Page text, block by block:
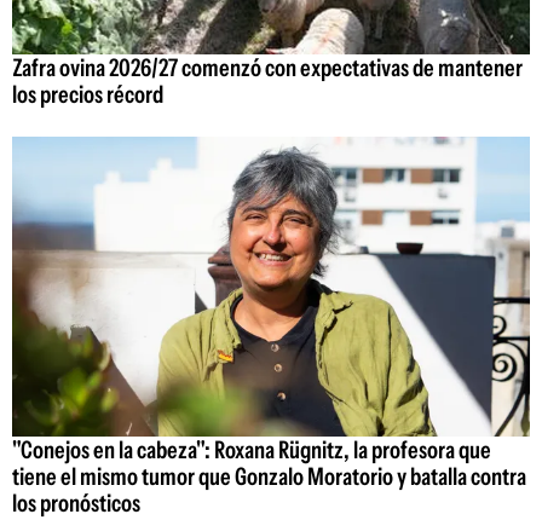
Zafra ovina 2026/27 comenzó con expectativas de mantener
los precios récord
"Conejos en la cabeza": Roxana Rügnitz, la profesora que
tiene el mismo tumor que Gonzalo Moratorio y batalla contra
los pronósticos